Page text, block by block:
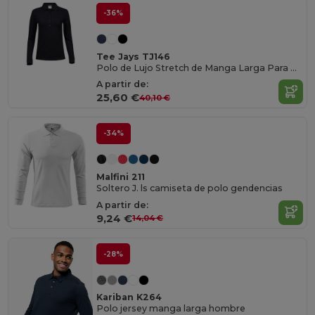
-36%
Tee Jays TJ146
Polo de Lujo Stretch de Manga Larga Para Mujer
A partir de:
25,60 €40,10 €
-34%
Malfini 211
Soltero J. ls camiseta de polo gendencias
A partir de:
9,24 €14,04 €
-28%
Kariban K264
Polo jersey manga larga hombre